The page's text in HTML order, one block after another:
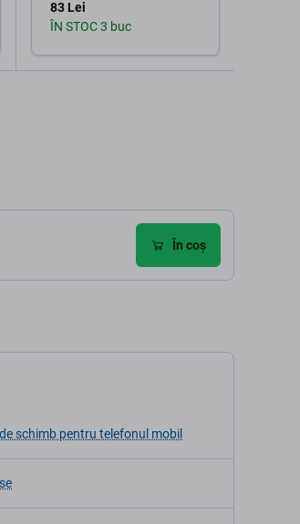
83 Lei
ÎN STOC 3 buc
În coș
schimb pentru telefonul mobil